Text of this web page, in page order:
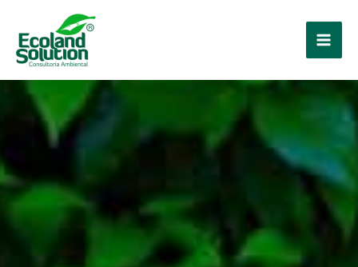
para
conteúdo